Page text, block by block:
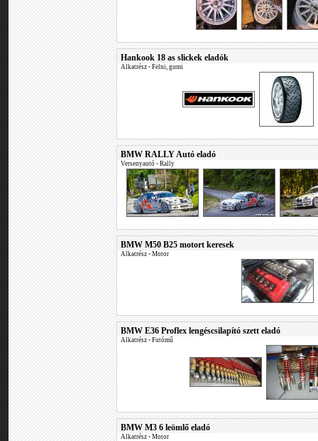
Hankook 18 as slickek eladók
Alkatrész • Felni, gumi
BMW RALLY Autó eladó
Versenyautó • Rally
BMW M50 B25 motort keresek
Alkatrész • Motor
BMW E36 Proflex lengéscsilapító szett eladó
Alkatrész • Futómű
BMW M3 6 leömlő eladó
Alkatrész • Motor